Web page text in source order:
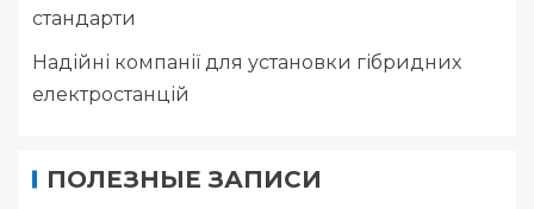
стандарти
Надійні компанії для установки гібридних
електростанцій
ПОЛЕЗНЫЕ ЗАПИСИ